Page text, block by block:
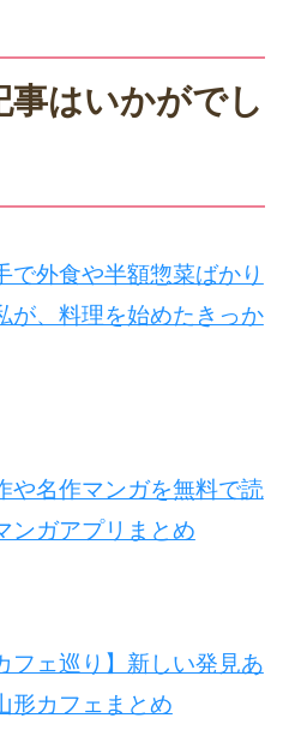
はいかがでし
で外食や半額惣菜ばかり
が、料理を始めたきっか
や名作マンガを無料で読
ンガアプリまとめ
フェ巡り】新しい発見あ
形カフェまとめ